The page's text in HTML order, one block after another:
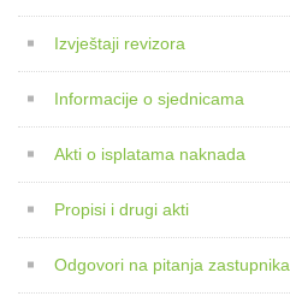
Izvještaji revizora
Informacije o sjednicama
Akti o isplatama naknada
Propisi i drugi akti
Odgovori na pitanja zastupnika